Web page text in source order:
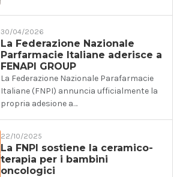
30/04/2026
La Federazione Nazionale
Parfarmacie Italiane aderisce a
FENAPI GROUP
La Federazione Nazionale Parafarmacie
Italiane (FNPI) annuncia ufficialmente la
propria adesione a…
22/10/2025
La FNPI sostiene la ceramico-
terapia per i bambini
oncologici